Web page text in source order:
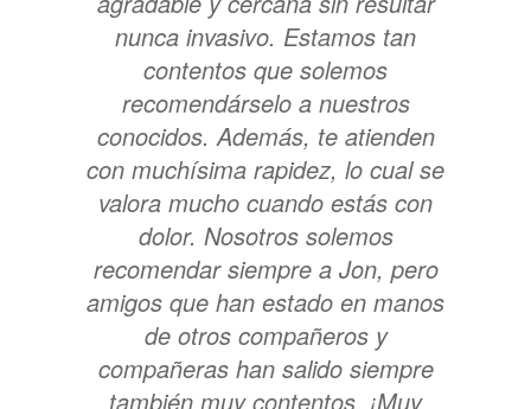
nunca invasivo. Estamos tan
contentos que solemos
recomendárselo a nuestros
conocidos. Además, te atienden
con muchísima rapidez, lo cual se
valora mucho cuando estás con
dolor. Nosotros solemos
recomendar siempre a Jon, pero
amigos que han estado en manos
de otros compañeros y
compañeras han salido siempre
también muy contentos. ¡Muy